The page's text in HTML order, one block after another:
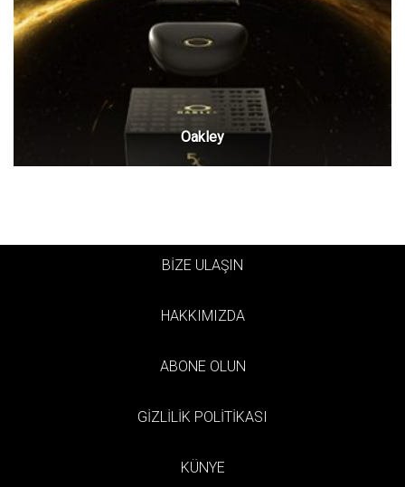
Oakley
BİZE ULAŞIN
HAKKIMIZDA
ABONE OLUN
GİZLİLİK POLİTİKASI
KÜNYE